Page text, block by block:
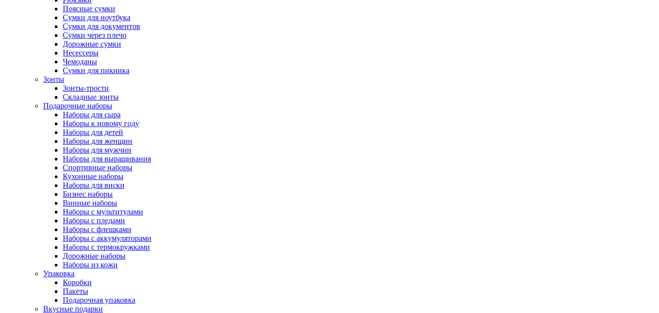
Поясные сумки
Сумки для ноутбука
Сумки для документов
Сумки через плечо
Дорожные сумки
Несессеры
Чемоданы
Сумки для пикника
Зонты
Зонты-трости
Складные зонты
Подарочные наборы
Наборы для сыра
Наборы к новому году
Наборы для детей
Наборы для женщин
Наборы для мужчин
Наборы для выращивания
Спортивные наборы
Кухонные наборы
Наборы для виски
Бизнес наборы
Винные наборы
Наборы с мультитулами
Наборы с пледами
Наборы с флешками
Наборы с аккумуляторами
Наборы с термокружками
Дорожные наборы
Наборы из кожи
Упаковка
Коробки
Пакеты
Подарочная упаковка
Вкусные подарки